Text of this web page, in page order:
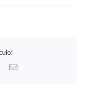
WhatsApp
Email